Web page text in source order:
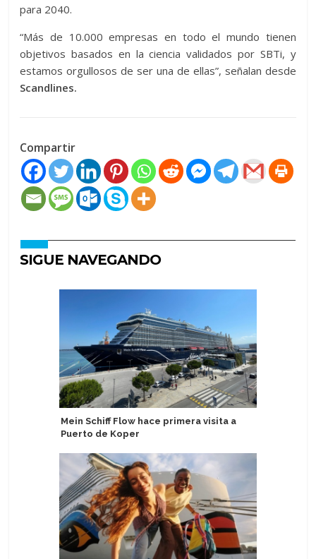
para 2040.
“Más de 10.000 empresas en todo el mundo tienen
objetivos basados en la ciencia validados por SBTi, y
estamos orgullosos de ser una de ellas”, señalan desde
Scandlines.
Compartir
SIGUE NAVEGANDO
Mein Schiff Flow hace primera visita a
Puerto de Koper